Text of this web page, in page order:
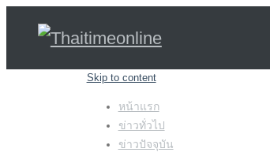
Skip to content
หน้าแรก
ข่าวทั่วไป
ข่าวปัจจุบัน